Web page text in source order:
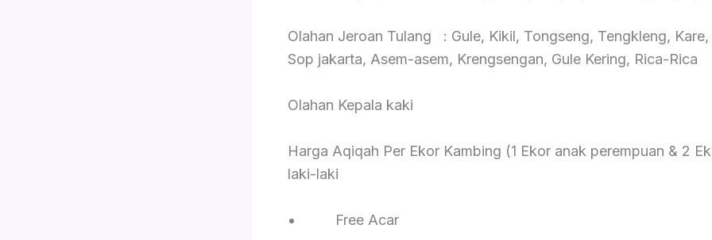
Olahan Jeroan Tulang : Gule, Kikil, Tongseng, Tengkleng,
Sop jakarta, Asem-asem, Krengsengan, Gule Kering, Rica-Rica
Olahan Kepala kaki
Harga Aqiqah Per Ekor Kambing (1 Ekor anak perempuan & 2
laki-laki
Free Acar